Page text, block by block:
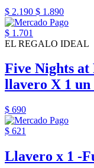
$ 2.190 $ 1.890
$ 1.701
EL REGALO IDEAL
Five Nights at
llavero X 1 un
$ 690
$ 621
Llavero x 1 -